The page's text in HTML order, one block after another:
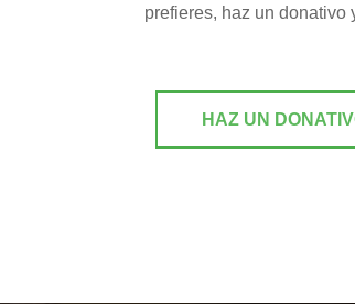
prefieres, haz un donativo
HAZ UN